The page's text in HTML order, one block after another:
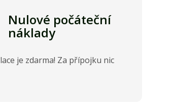
Nulové počáteční
náklady
je zdarma! Za přípojku nic